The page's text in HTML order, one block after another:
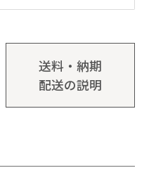
送料・納期
配送の説明